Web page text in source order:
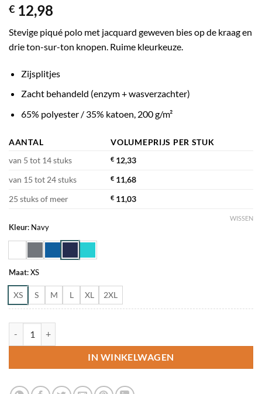
€ 12,98
Stevige piqué polo met jacquard geweven bies op de kraag en
drie ton-sur-ton knopen. Ruime kleurkeuze.
Zijsplitjes
Zacht behandeld (enzym + wasverzachter)
65% polyester / 35% katoen, 200 g/m²
AANTAL
VOLUMEPRIJS PER STUK
van 5 tot 14 stuks
€ 12,33
van 15 tot 24 stuks
€ 11,68
25 stuks of meer
€ 11,03
Kleur: Navy
Maat:XS
XS S M L XL 2XL
WISSEN
IN WINKELWAGEN